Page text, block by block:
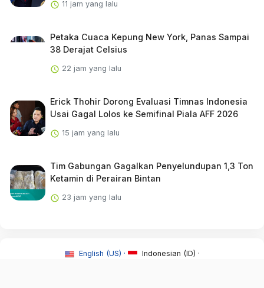
11 jam yang lalu
Petaka Cuaca Kepung New York, Panas Sampai
38 Derajat Celsius
22 jam yang lalu
Erick Thohir Dorong Evaluasi Timnas Indonesia
Usai Gagal Lolos ke Semifinal Piala AFF 2026
15 jam yang lalu
Tim Gabungan Gagalkan Penyelundupan 1,3 Ton
Ketamin di Perairan Bintan
23 jam yang lalu
English (US) ·
Indonesian (ID) ·